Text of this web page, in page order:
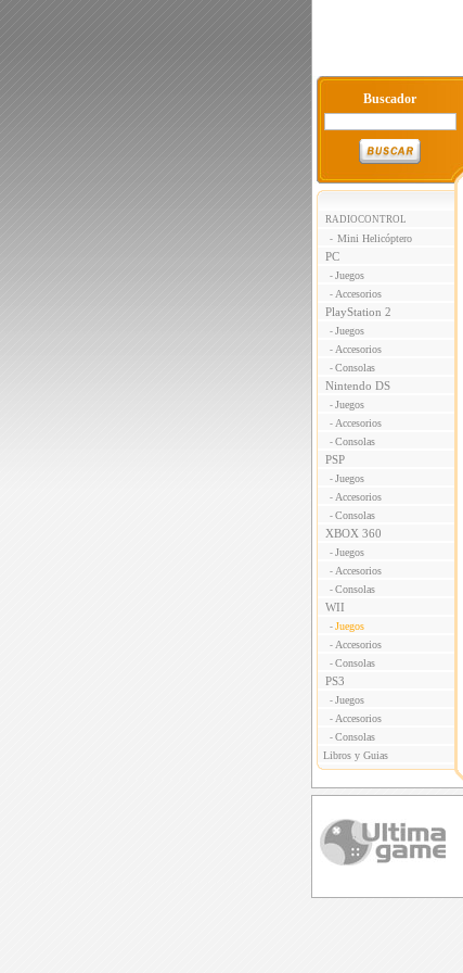
Buscador
RADIOCONTROL
- Mini Helicóptero
PC
- Juegos
- Accesorios
PlayStation 2
- Juegos
- Accesorios
- Consolas
Nintendo DS
- Juegos
- Accesorios
- Consolas
PSP
- Juegos
- Accesorios
- Consolas
XBOX 360
- Juegos
- Accesorios
- Consolas
WII
- Juegos
- Accesorios
- Consolas
PS3
- Juegos
- Accesorios
- Consolas
Libros y Guias